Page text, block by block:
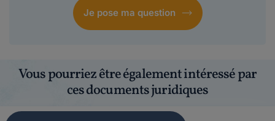
Je pose ma question
Vous pourriez être également intéressé par
ces documents juridiques